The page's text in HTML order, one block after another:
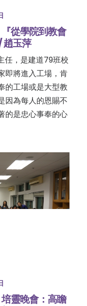
從學院到教會
玉萍
任，是建道79班校
即將進入工場，肯
的工場或是大型教
因為每人的恩賜不
的是忠心事奉的心
靈晚會：高瞻